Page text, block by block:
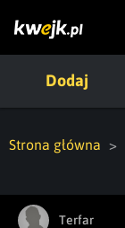
Dodaj
Strona główna
Terfar